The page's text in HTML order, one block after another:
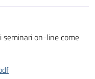
seminari on-line come